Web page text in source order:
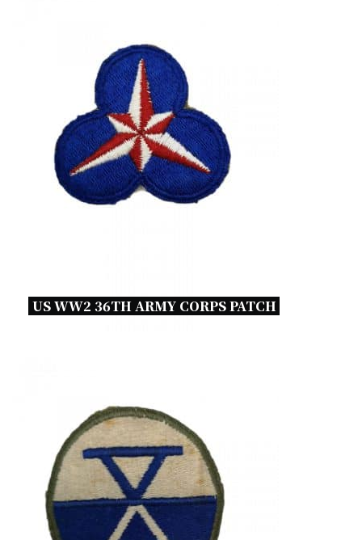
US WW2 36TH ARMY CORPS PATCH